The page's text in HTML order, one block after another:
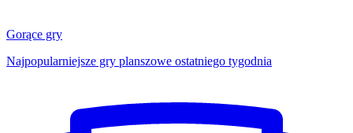
Gorące gry
Najpopularniejsze gry planszowe ostatniego tygodnia